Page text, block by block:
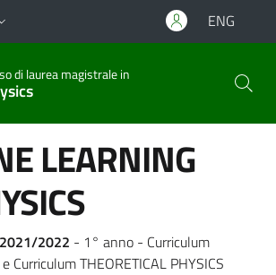
ENG
di laurea magistrale in
LEARNING
2022 - 1° anno - Curriculum
Curriculum THEORETICAL PHYSICS